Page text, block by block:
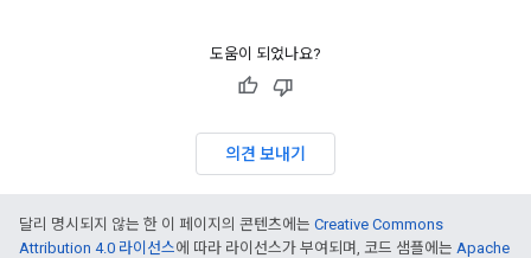
도움이 되었나요?
의견 보내기
달리 명시되지 않는 한 이 페이지의 콘텐츠에는 Creative Commons
Attribution 4.0 라이선스에 따라 라이선스가 부여되며, 코드 샘플에는 Apache